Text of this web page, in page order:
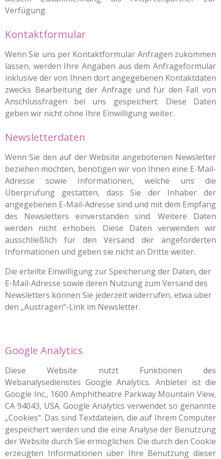
Verfügung.
Kontaktformular
Wenn Sie uns per Kontaktformular Anfragen zukommen
lassen, werden Ihre Angaben aus dem Anfrageformular
inklusive der von Ihnen dort angegebenen Kontaktdaten
zwecks Bearbeitung der Anfrage und für den Fall von
Anschlussfragen bei uns gespeichert. Diese Daten
geben wir nicht ohne Ihre Einwilligung weiter.
Newsletterdaten
Wenn Sie den auf der Website angebotenen Newsletter
beziehen möchten, benötigen wir von Ihnen eine E-Mail-
Adresse sowie Informationen, welche uns die
Überprüfung gestatten, dass Sie der Inhaber der
angegebenen E-Mail-Adresse sind und mit dem Empfang
des Newsletters einverstanden sind. Weitere Daten
werden nicht erhoben. Diese Daten verwenden wir
ausschließlich für den Versand der angeforderten
Informationen und geben sie nicht an Dritte weiter.
Die erteilte Einwilligung zur Speicherung der Daten, der
E-Mail-Adresse sowie deren Nutzung zum Versand des
Newsletters können Sie jederzeit widerrufen, etwa über
den „Austragen“-Link im Newsletter.
Google Analytics
Diese Website nutzt Funktionen des
Webanalysedienstes Google Analytics. Anbieter ist die
Google Inc., 1600 Amphitheatre Parkway Mountain View,
CA 94043, USA. Google Analytics verwendet so genannte
„Cookies“. Das sind Textdateien, die auf Ihrem Computer
gespeichert werden und die eine Analyse der Benutzung
der Website durch Sie ermöglichen. Die durch den Cookie
erzeugten Informationen über Ihre Benutzung dieser